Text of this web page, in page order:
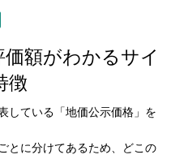
額がわかるサイ
徴
している「地価公示価格」を
とに分けてあるため、どこの